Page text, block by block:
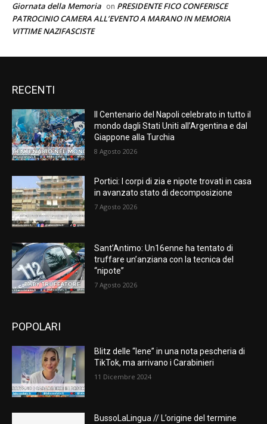
Giornata della Memoria on PRESIDENTE FICO CONFERISCE
PATROCINIO CAMERA ALL’EVENTO A MARANO IN MEMORIA
VITTIME NAZIFASCISTE
RECENTI
Il Centenario del Napoli celebrato in tutto il
mondo dagli Stati Uniti all’Argentina e dal
Giappone alla Turchia
8 Agosto 2026
Portici: I corpi di zia e nipote trovati in casa
in avanzato stato di decomposizione
7 Agosto 2026
Sant’Antimo: Un16enne ha tentato di
truffare un’anziana con la tecnica del
“nipote”
7 Agosto 2026
POPOLARI
Blitz delle “Iene” in una nota pescheria di
TikTok, ma arrivano i Carabinieri
11 Dicembre 2024
BussoLaLingua // L’origine del termine